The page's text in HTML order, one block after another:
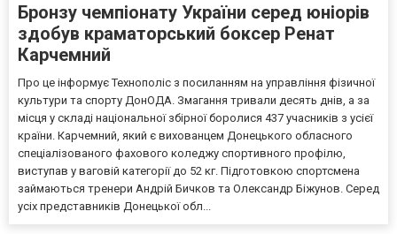
Бронзу чемпіонату України серед юніорів
здобув краматорський боксер Ренат
Карчемний
Про це інформує Технополіс з посиланням на управління фізичної
культури та спорту ДонОДА. Змагання тривали десять днів, а за
місця у складі національної збірної боролися 437 учасників з усієї
країни. Карчемний, який є вихованцем Донецького обласного
спеціалізованого фахового коледжу спортивного профілю,
виступав у ваговій категорії до 52 кг. Підготовкою спортсмена
займаються тренери Андрій Бичков та Олександр Біжунов. Серед
усіх представників Донецької обл...